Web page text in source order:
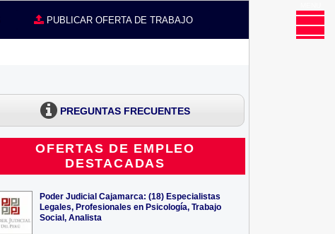
PUBLICAR OFERTA DE TRABAJO
PREGUNTAS FRECUENTES
OFERTAS DE EMPLEO
DESTACADAS
Poder Judicial Cajamarca: (18) Especialistas
Legales, Profesionales en Psicología, Trabajo
Social, Analista